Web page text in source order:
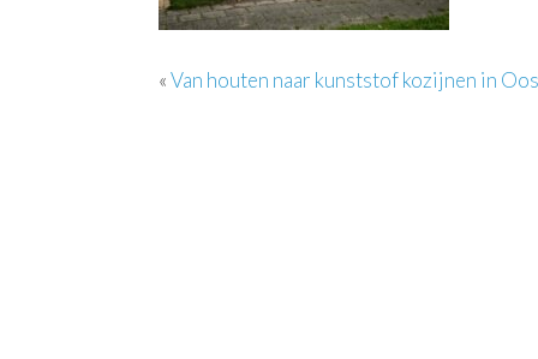
«Van houten naar kunststof kozijnen in